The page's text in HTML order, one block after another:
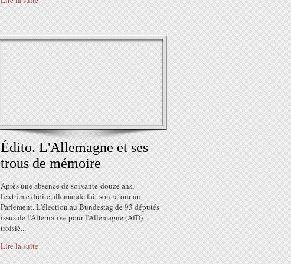
Édito. L'Allemagne et ses
trous de mémoire
Après une absence de soixante-douze ans,
l'extrême droite allemande fait son retour au
Parlement. L'élection au Bundestag de 93 députés
issus de l'Alternative pour l'Allemagne (AfD) -
troisiè...
Lire la suite